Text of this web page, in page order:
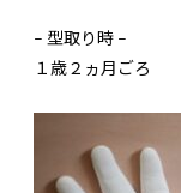
– 型取り時 –
１歳２ヵ月ごろ